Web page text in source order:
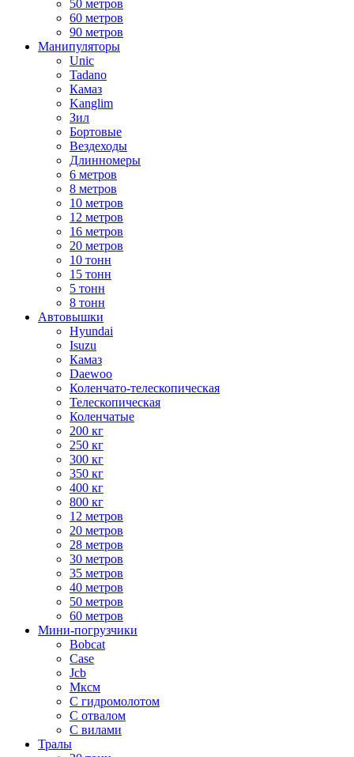
50 метров
60 метров
90 метров
Манипуляторы
Unic
Tadano
Камаз
Kanglim
Зил
Бортовые
Вездеходы
Длинномеры
6 метров
8 метров
10 метров
12 метров
16 метров
20 метров
10 тонн
15 тонн
5 тонн
8 тонн
Автовышки
Hyundai
Isuzu
Камаз
Daewoo
Коленчато-телескопическая
Телескопическая
Коленчатые
200 кг
250 кг
300 кг
350 кг
400 кг
800 кг
12 метров
20 метров
28 метров
30 метров
35 метров
40 метров
50 метров
60 метров
Мини-погрузчики
Bobcat
Case
Jcb
Мксм
С гидромолотом
С отвалом
С вилами
Тралы